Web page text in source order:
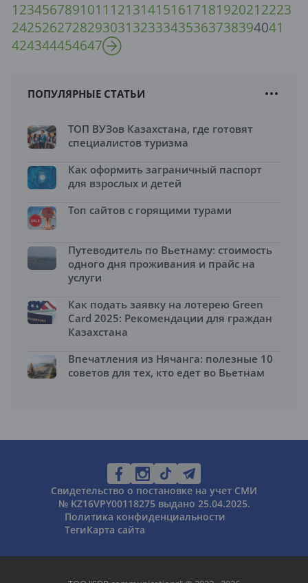
1234567891011 121314151617181920212223
242526272829303132333435363738394041
424344454647
ПОПУЛЯРНЫЕ СТАТЬИ
ТОП ВУЗов Казахстана, где готовят
специалистов туризма
Как оформить заграничный паспорт
для взрослых и детей
Топ сайтов с горящими турами
Путеводитель по Вьетнаму: стоимость
одного дня проживания и прайс на
услуги
Как подать заявку на лотерею Green
Card 2025: Рекомендации для граждан
Казахстана
Впечатления из Нячанга: полезные 10
советов для тех, кто едет во Вьетнам
Свидетельство о постановке на учет СМИ
№ KZ16VPY00118275 выдано 25.04.2025.
Политика конфиденциальности
ТегиКарта сайта